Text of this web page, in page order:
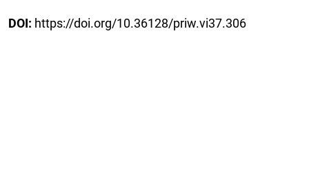
DOI: https://doi.org/10.36128/priw.vi37.306